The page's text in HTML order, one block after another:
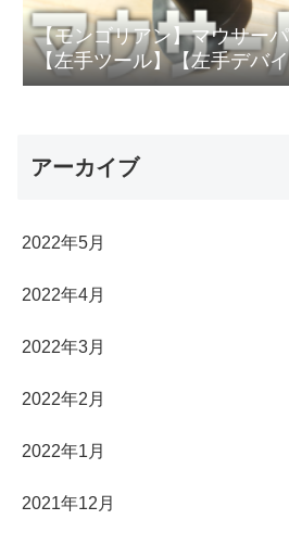
【モンゴリアン】マウサー
【左手ツール】【左手デバ
アーカイブ
2022年5月
2022年4月
2022年3月
2022年2月
2022年1月
2021年12月